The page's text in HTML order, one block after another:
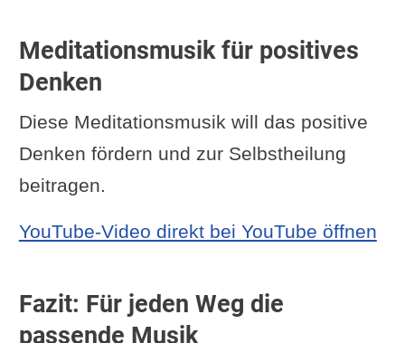
Meditationsmusik für positives
Denken
Diese Meditationsmusik will das positive
Denken fördern und zur Selbstheilung
beitragen.
YouTube-Video direkt bei YouTube öffnen
Fazit: Für jeden Weg die
passende Musik